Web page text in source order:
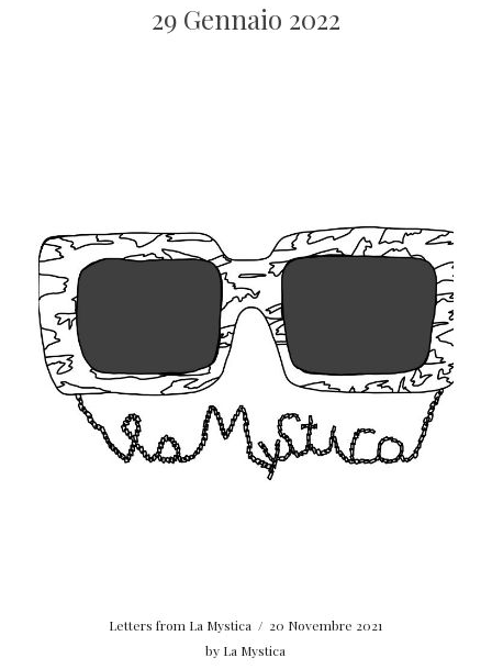
29 Gennaio 2022
Letters from La Mystica / 20 Novembre 2021
by La Mystica